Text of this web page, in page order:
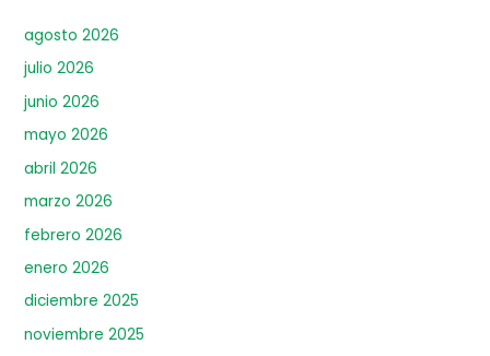
agosto 2026
julio 2026
junio 2026
mayo 2026
abril 2026
marzo 2026
febrero 2026
enero 2026
diciembre 2025
noviembre 2025